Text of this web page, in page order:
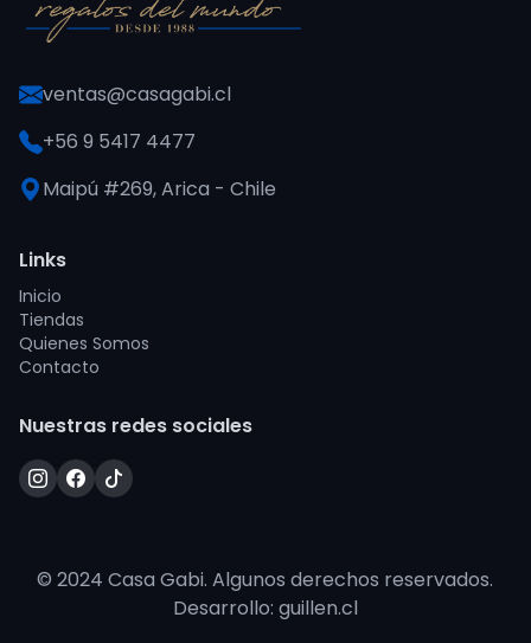
ventas@casagabi.cl
+56 9 5417 4477
Maipú #269, Arica - Chile
Links
Inicio
Tiendas
Quienes Somos
Contacto
Nuestras redes sociales
© 2024 Casa Gabi. Algunos derechos reservados.
Desarrollo: guillen.cl